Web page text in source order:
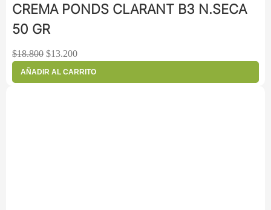
CREMA PONDS CLARANT B3 N.SECA
50 GR
$18.800 $13.200
AÑADIR AL CARRITO